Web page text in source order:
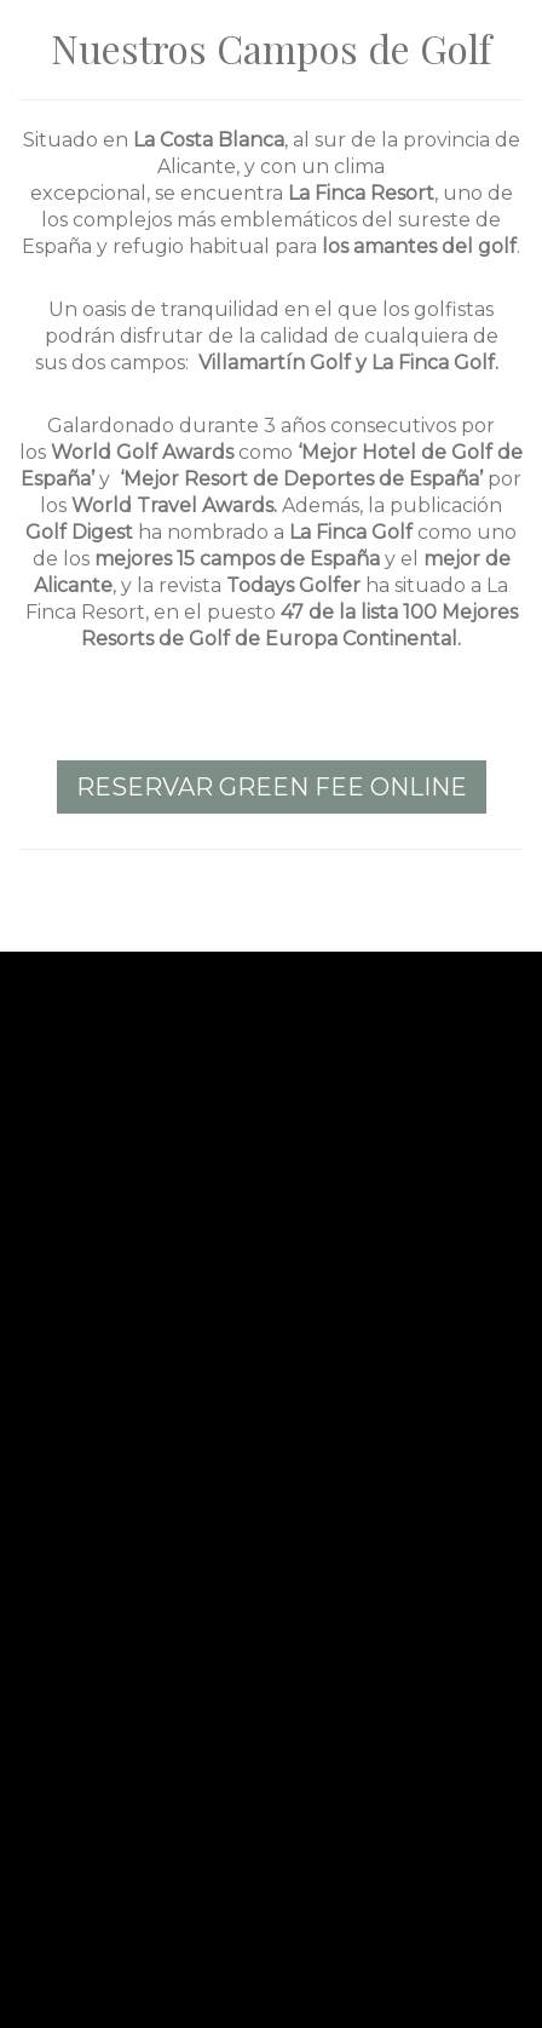
Nuestros Campos de Golf
Situado en La Costa Blanca, al sur de la provincia de
Alicante, y con un clima
excepcional, se encuentra La Finca Resort, uno de
los complejos más emblemáticos del sureste de
España y refugio habitual para los amantes del golf.
Un oasis de tranquilidad en el que los golfistas
podrán disfrutar de la calidad de cualquiera de
sus dos campos: Villamartín Golf y La Finca Golf.
Galardonado durante 3 años consecutivos por
los World Golf Awardscomo ‘Mejor Hotel de Golf de
España’y ‘Mejor Resort de Deportes de España’ por
los World Travel Awards. Además, la publicación
Golf Digest ha nombrado a La Finca Golf como uno
de los mejores 15 campos de Españay el mejor de
Alicante, y la revista Todays Golfer ha situado a La
Finca Resort, en el puesto 47 de la lista 100 Mejores
Resorts de Golf de Europa Continental.
RESERVAR GREEN FEE ONLINE